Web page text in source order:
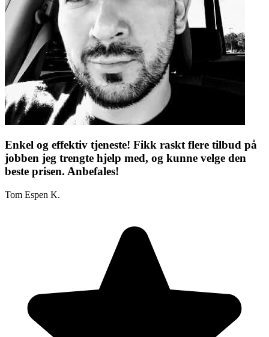
Enkel og effektiv tjeneste! Fikk raskt flere tilbud på
jobben jeg trengte hjelp med, og kunne velge den
beste prisen. Anbefales!
Tom Espen K.